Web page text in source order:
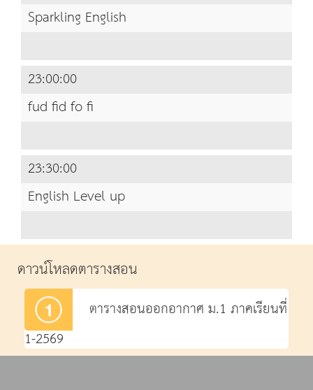
Sparkling English
23:00:00
fud fid fo fi
23:30:00
English Level up
ดาวน์โหลดตารางสอน
ตารางสอนออกอากาศ ม.1 ภาคเรียนที่
1-2569